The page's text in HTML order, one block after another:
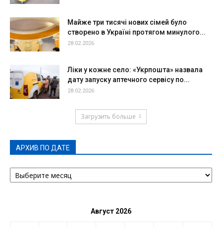
Майже три тисячі нових сімей було
створено в Україні протягом минулого...
28.02.2026
Ліки у кожне село: «Укрпошта» назвала
дату запуску аптечного сервісу по...
28.02.2026
Загрузить больше
АРХИВ ПО ДАТЕ
АРХИВ
ПО
Август 2026